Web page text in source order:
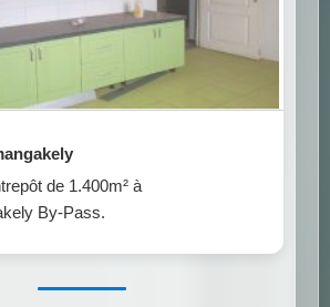
de 1.400m² à
By-Pass.